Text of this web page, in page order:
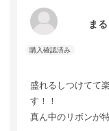
まる
盛れるしつけてて
す！！
真ん中のリボンが